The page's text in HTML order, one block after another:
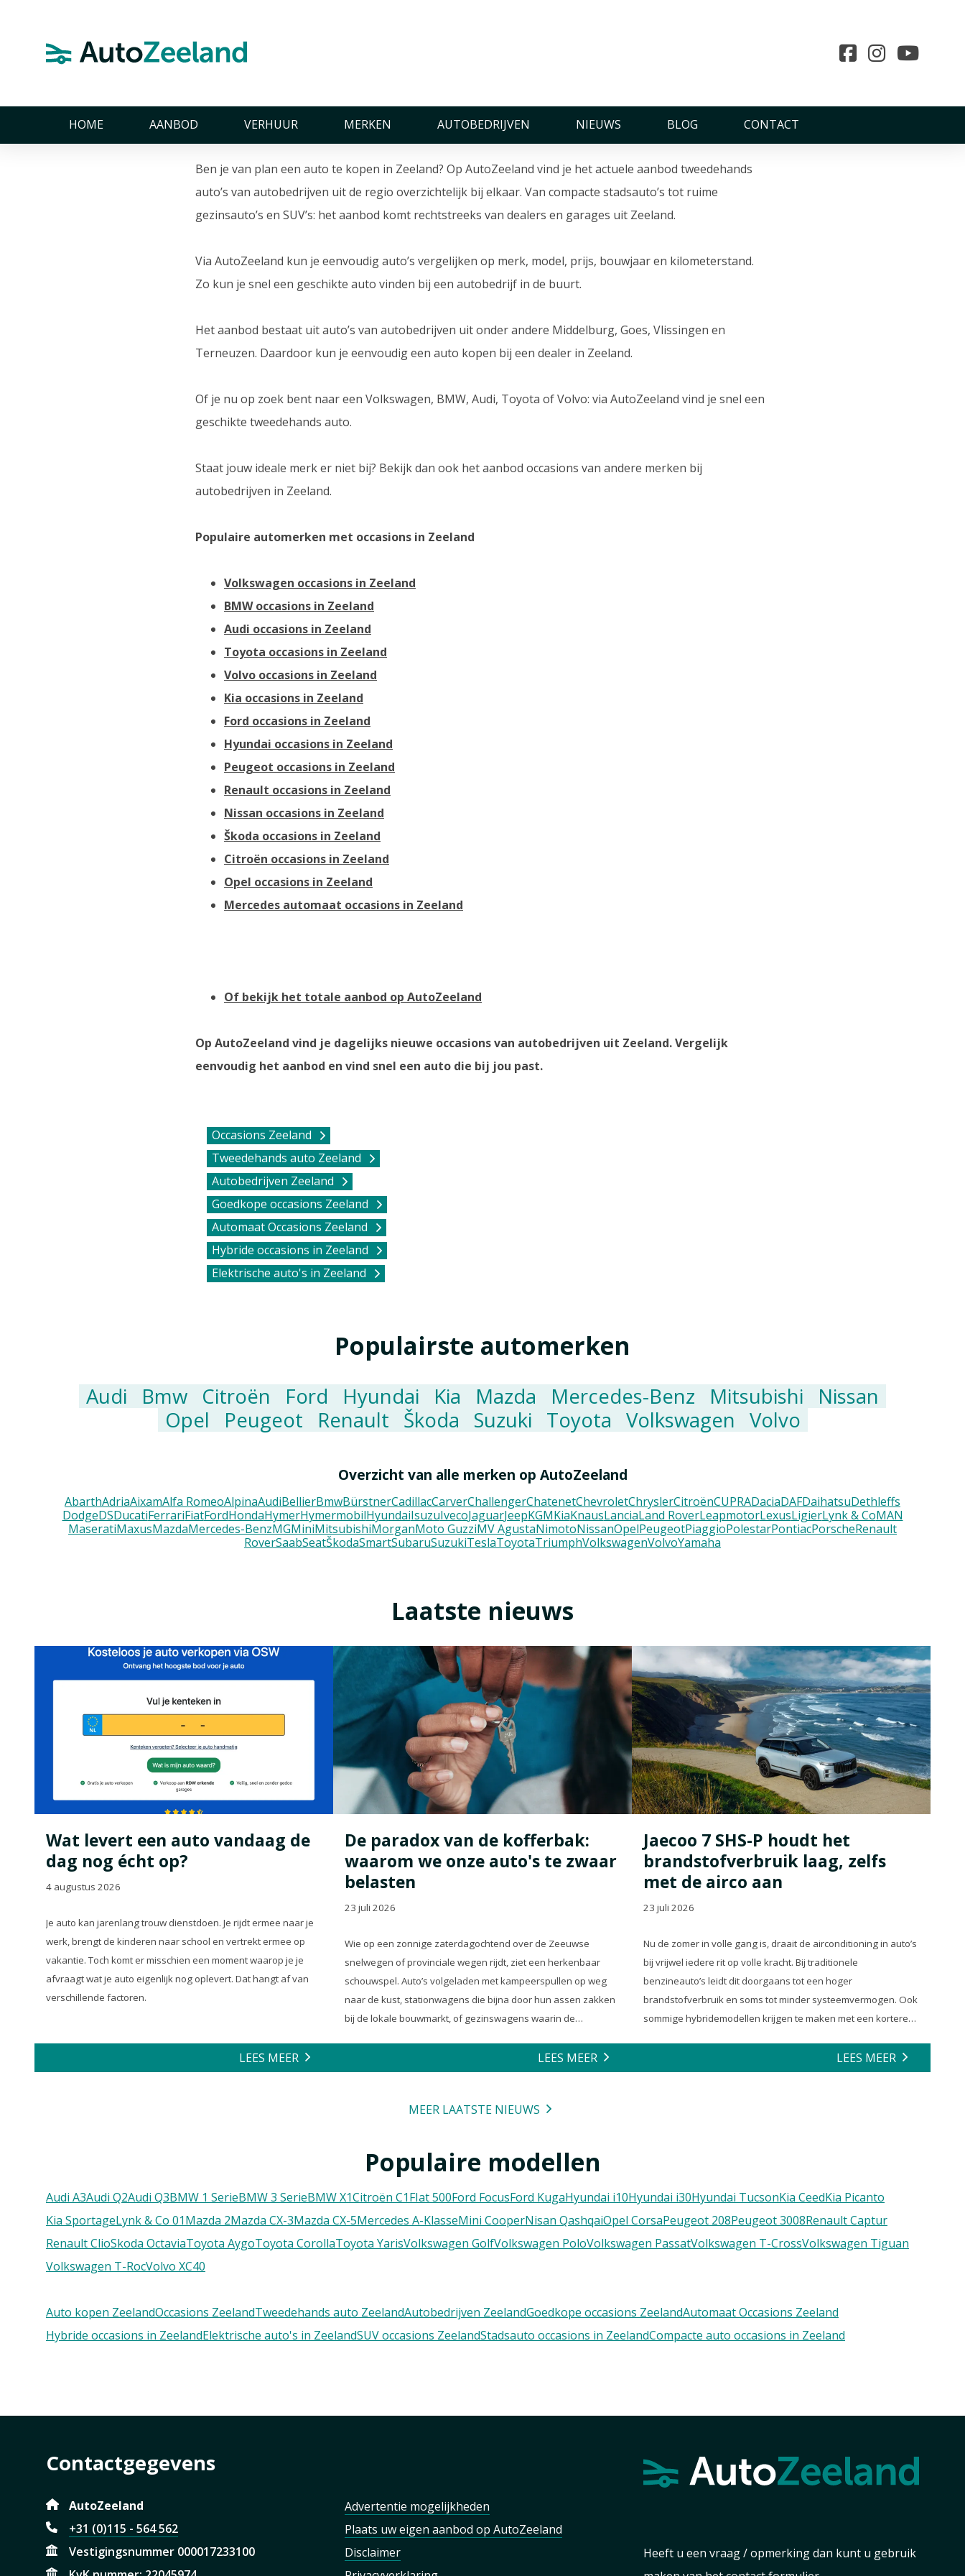
HOME AANBOD VERHUUR MERKEN AUTOBEDRIJVEN NIEUWS BLOG CONTACT
Auto kopen Zeeland
Auto kopen in Zeeland
Ben je van plan een auto te kopen in Zeeland? Op AutoZeeland vind je het actuele aanbod tweedehands
auto’s van autobedrijven uit de regio overzichtelijk bij elkaar. Van compacte stadsauto’s tot ruime
gezinsauto’s en SUV’s: het aanbod komt rechtstreeks van dealers en garages uit Zeeland.
Via AutoZeeland kun je eenvoudig auto’s vergelijken op merk, model, prijs, bouwjaar en kilometerstand.
Zo kun je snel een geschikte auto vinden bij een autobedrijf in de buurt.
Het aanbod bestaat uit auto’s van autobedrijven uit onder andere Middelburg, Goes, Vlissingen en
Terneuzen. Daardoor kun je eenvoudig een auto kopen bij een dealer in Zeeland.
Of je nu op zoek bent naar een Volkswagen, BMW, Audi, Toyota of Volvo: via AutoZeeland vind je snel een
geschikte tweedehands auto.
Staat jouw ideale merk er niet bij? Bekijk dan ook het aanbod occasions van andere merken bij
autobedrijven in Zeeland.
Populaire automerken met occasions in Zeeland
Volkswagen occasions in Zeeland
BMW occasions in Zeeland
Audi occasions in Zeeland
Toyota occasions in Zeeland
Volvo occasions in Zeeland
Kia occasions in Zeeland
Ford occasions in Zeeland
Hyundai occasions in Zeeland
Peugeot occasions in Zeeland
Renault occasions in Zeeland
Nissan occasions in Zeeland
Škoda occasions in Zeeland
Citroën occasions in Zeeland
Opel occasions in Zeeland
Mercedes automaat occasions in Zeeland
Of bekijk het totale aanbod op AutoZeeland
Op AutoZeeland vind je dagelijks nieuwe occasions van autobedrijven uit Zeeland. Vergelijk
eenvoudig het aanbod en vind snel een auto die bij jou past.
Occasions Zeeland
Tweedehands auto Zeeland
Autobedrijven Zeeland
Goedkope occasions Zeeland
Automaat Occasions Zeeland
Hybride occasions in Zeeland
Elektrische auto's in Zeeland
Populairste automerken
Audi Bmw Citroën Ford Hyundai Kia Mazda Mercedes-Benz Mitsubishi
Nissan
Opel
Peugeot Renault Škoda Suzuki Toyota Volkswagen Volvo
Overzicht van alle merken op AutoZeeland
AbarthAdriaAixamAlfa RomeoAlpinaAudiBellierBmwBürstnerCadillacCarverChallengerChatenetChevroletChryslerCitroënCUPRADaciaDAFDaihatsuDethleffs
DodgeDSDucatiFerrariFiatFordHondaHymerHymermobilHyundaiIsuzuIvecoJaguarJeepKGMKiaKnausLanciaLand RoverLeapmotorLexusLigierLynk & CoMAN
MaseratiMaxusMazdaMercedes-BenzMGMiniMitsubishiMorganMoto GuzziMV AgustaNimotoNissanOpelPeugeotPiaggioPolestarPontiacPorscheRenault
RoverSaabSeatŠkodaSmartSubaruSuzukiTeslaToyotaTriumphVolkswagenVolvoYamaha
Laatste nieuws
Wat levert een auto vandaag de
dag nog écht op?
4 augustus 2026
Je auto kan jarenlang trouw dienstdoen. Je rijdt ermee naar je
werk, brengt de kinderen naar school en vertrekt ermee op
vakantie. Toch komt er misschien een moment waarop je je
afvraagt wat je auto eigenlijk nog oplevert. Dat hangt af van
verschillende factoren.
LEES MEER
De paradox van de kofferbak:
waarom we onze auto's te zwaar
belasten
23 juli 2026
Wie op een zonnige zaterdagochtend over de Zeeuwse
snelwegen of provinciale wegen rijdt, ziet een herkenbaar
schouwspel. Auto’s volgeladen met kampeerspullen op weg
naar de kust, stationwagens die bijna door hun assen zakken
bij de lokale bouwmarkt, of gezinswagens waarin de
loungeset voor de tuin mee te zeulen. We houden van onze
auto’s en we verwachten dat ze alles kunnen.
LEES MEER
Jaecoo 7 SHS-P houdt het
brandstofverbruik laag, zelfs
met de airco aan
23 juli 2026
Nu de zomer in volle gang is, draait de airconditioning in auto’s
bij vrijwel iedere rit op volle kracht. Bij traditionele
benzineauto’s leidt dit doorgaans tot een hoger
brandstofverbruik en soms tot minder systeemvermogen. Ook
sommige hybridemodellen krijgen te maken met een kortere
LEES MEER
MEER LAATSTE NIEUWS
Populaire modellen
Audi A3Audi Q2Audi Q3BMW 1 SerieBMW 3 SerieBMW X1Citroën C1FIat 500Ford FocusFord KugaHyundai i10Hyundai i30Hyundai TucsonKia CeedKia Picanto
Kia SportageLynk & Co 01Mazda 2Mazda CX-3Mazda CX-5Mercedes A-KlasseMini CooperNisan QashqaiOpel CorsaPeugeot 208Peugeot 3008Renault Captur
Renault ClioSkoda OctaviaToyota AygoToyota CorollaToyota YarisVolkswagen GolfVolkswagen PoloVolkswagen PassatVolkswagen T-CrossVolkswagen Tiguan
Volkswagen T-RocVolvo XC40
Auto kopen ZeelandOccasions ZeelandTweedehands auto ZeelandAutobedrijven ZeelandGoedkope occasions ZeelandAutomaat Occasions Zeeland
Hybride occasions in ZeelandElektrische auto's in ZeelandSUV occasions ZeelandStadsauto occasions in ZeelandCompacte auto occasions in Zeeland
Contactgegevens
AutoZeeland
+31 (0)115 - 564 562
Vestigingsnummer 000017233100
Advertentie mogelijkheden
Plaats uw eigen aanbod op AutoZeeland
Disclaimer
Heeft u een vraag / opmerking dan kunt u gebruik